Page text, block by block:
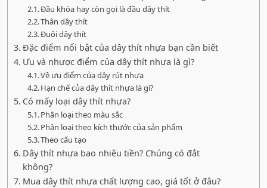
Đầu khóa hay còn gọi là đầu dây thít
Thân dây thít
Đuôi dây thít
Đặc điểm nổi bật của dây thít nhựa bạn cần biết
Ưu và nhược điểm của dây thít nhựa là gì?
Về ưu điểm của dây rút nhựa
Hạn chế của dây thít nhựa là gì?
Có mấy loại dây thít nhựa?
Phân loại theo màu sắc
Phân loại theo kích thước của sản phẩm
Theo cấu tạo
Dây thít nhựa bao nhiêu tiền? Chúng có đắt
không?
Mua dây thít nhựa chất lượng cao, giá tốt ở đâu?